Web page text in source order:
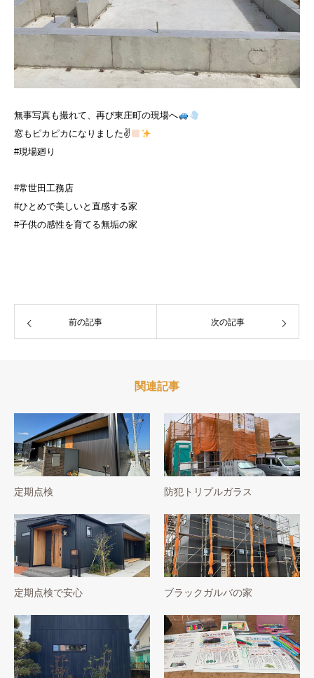
無事写真も撮れて、再び東庄町の現場へ
窓もピカピカになりました✌
#現場廻り
#常世田工務店
#ひとめで美しいと直感する家
#子供の感性を育てる無垢の家
前の記事 次の記事
関連記事
定期点検 防犯トリプルガラス
定期点検で安心 ブラックガルバの家